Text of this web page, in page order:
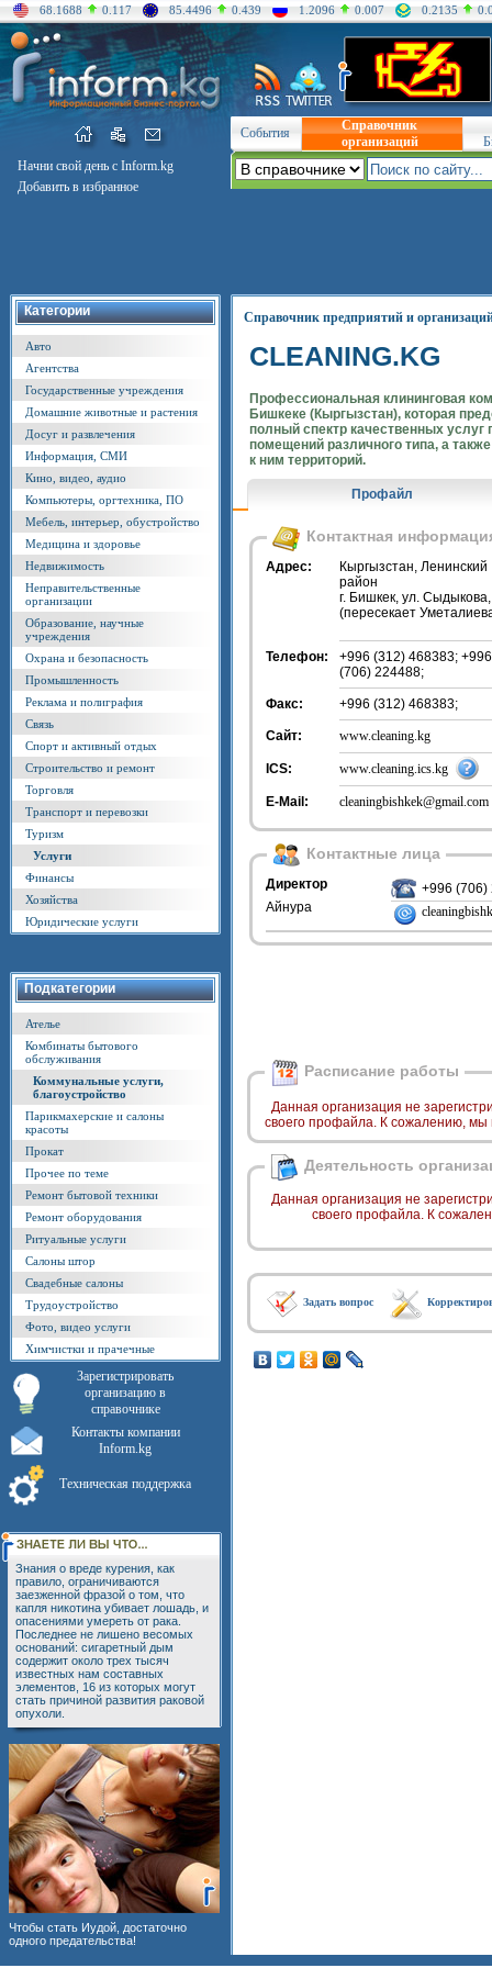
68.1688 0.117 85.4496 0.439 1.2096 0.007 0.2135
Начни свой день с Inform.kg
Добавить в избранное
События
Справочник
организаций
Категории
Авто
Агентства
Государственные учреждения
Домашние животные и растения
Досуг и развлечения
Информация, СМИ
Кино, видео, аудио
Компьютеры, оргтехника, ПО
Мебель, интерьер, обустройство
Медицина и здоровье
Недвижимость
Неправительственные
организации
Образование, научные
учреждения
Охрана и безопасность
Промышленность
Реклама и полиграфия
Связь
Спорт и активный отдых
Строительство и ремонт
Торговля
Транспорт и перевозки
Туризм
Услуги
Финансы
Хозяйства
Юридические услуги
Подкатегории
Ателье
Комбинаты бытового
обслуживания
Коммунальные услуги,
благоустройство
Парикмахерские и салоны
красоты
Прокат
Прочее по теме
Ремонт бытовой техники
Ремонт оборудования
Ритуальные услуги
Салоны штор
Свадебные салоны
Трудоустройство
Фото, видео услуги
Химчистки и прачечные
Зарегистрировать
организацию в
справочнике
Контакты компании
Inform.kg
Техническая поддержка
Знания о вреде курения, как
правило, ограничиваются
заезженной фразой о том, что
капля никотина убивает лошадь, и
опасениями умереть от рака.
Последнее не лишено весомых
оснований: сигаретный дым
содержит около трех тысяч
известных нам составных
элементов, 16 из которых могут
стать причиной развития раковой
опухоли.
Чтобы стать Иудой, достаточно
одного предательства!
Справочник предприятий и
CLEANING.KG
Профессиональная клининговая
Бишкеке (Кыргызстан), которая
полный спектр качественных услуг
помещений различного типа, а
к ним территорий.
Профайл
Контактная
Адрес:
Кыргызстан, Ленинский
район
г. Бишкек, ул.
(пересекает
Телефон:
+996 (312) 468383; +996
(706) 224488;
Факс: +996 (312) 468383;
Сайт: www.cleaning.kg
ICS: www.cleaning.ics.kg
E-Mail: cleaningbishkek@gmail.com
Контактные лица
Директор
Айнура
+996 (706)
Расписание работы
Данная организация не
своего профайла. К сожалению,
Деятельность
Данная организация не
своего профайла. К
Задать вопрос